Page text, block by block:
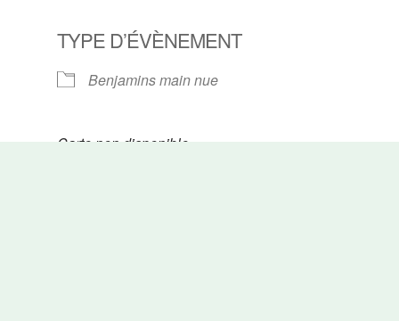
TYPE D’ÉVÈNEMENT
Benjamins main nue
Carte non disponible